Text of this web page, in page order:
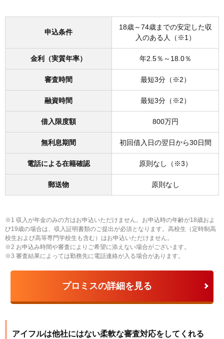
申込条件
18歳～74歳までの安定した収
入のある人（※1）
金利（実質年率） 年2.5％～18.0％
審査時間 最短3分（※2）
融資時間 最短3分（※2）
借入限度額 800万円
無利息期間 初回借入日の翌日から30日間
電話による在籍確認 原則なし（※3）
郵送物 原則なし
※1 収入が年金のみの方はお申込いただけません。お申込時の年齢が18歳およ
び19歳の場合は、収入証明書類のご提出が必須となります。高校生（定時制高
校生および高等専門学校生も含む）はお申込いただけません。
※2 お申込み時間や審査によりご希望に添えない場合がございます。
※3 審査結果によっては勤務先に電話連絡が入る場合があります。
プロミスの詳細を見る
アイフルは他社にはない柔軟な審査対応をしてくれる